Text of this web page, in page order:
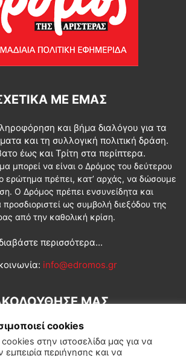
ΜΕ ΕΜΆΣ
και βήμα διαλόγου για τα
και τη συλλογική πολιτική δράση.
έως και Τρίτη στα περίπτερα.
μπορεί να είναι ο Δρόμος του δεύτερου
ερώτημα πρέπει, κατ’ αρχάς, να δώσουμε
Ο Δρόμος πρέπει ενσυνείδητα και
ως συμβολή διεξόδου της
από την καθολική κρίση.
περισσότερα...
info@edromos.gr
ΜΑΣ
cookies
στην ιστοσελίδα μας για να
εμπειρία περιήγησης και να